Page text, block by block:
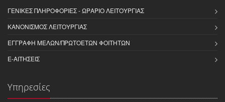
ΓΕΝΙΚΈΣ ΠΛΗΡΟΦΟΡΊΕΣ - ΩΡΆΡΙΟ ΛΕΙΤΟΥΡΓΊΑΣ
ΚΑΝΟΝΙΣΜΌΣ ΛΕΙΤΟΥΡΓΊΑΣ
ΕΓΓΡΑΦΉ ΜΕΛΏΝ/ΠΡΩΤΟΕΤΏΝ ΦΟΙΤΗΤΏΝ
E-ΑΙΤΉΣΕΙΣ
Υπηρεσίες